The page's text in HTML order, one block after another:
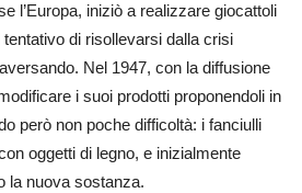
l’Europa, iniziò a realizzare giocattoli
di risollevarsi dalla crisi
Nel 1947, con la diffusione
i suoi prodotti proponendoli in
però non poche difficoltà: i fanciulli
oggetti di legno, e inizialmente
la nuova sostanza.